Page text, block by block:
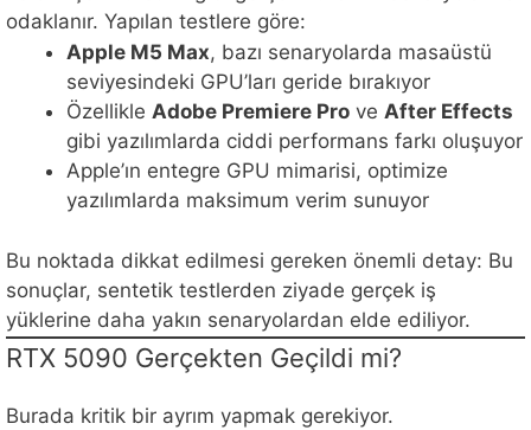
odaklanır. Yapılan testlere göre:
Apple M5 Max, bazı senaryolarda masaüstü
seviyesindeki GPU’ları geride bırakıyor
Özellikle Adobe Premiere Pro ve After Effects
gibi yazılımlarda ciddi performans farkı oluşuyor
Apple’ın entegre GPU mimarisi, optimize
yazılımlarda maksimum verim sunuyor
Bu noktada dikkat edilmesi gereken önemli detay: Bu
sonuçlar, sentetik testlerden ziyade gerçek iş
yüklerine daha yakın senaryolardan elde ediliyor.
RTX 5090 Gerçekten Geçildi mi?
Burada kritik bir ayrım yapmak gerekiyor.